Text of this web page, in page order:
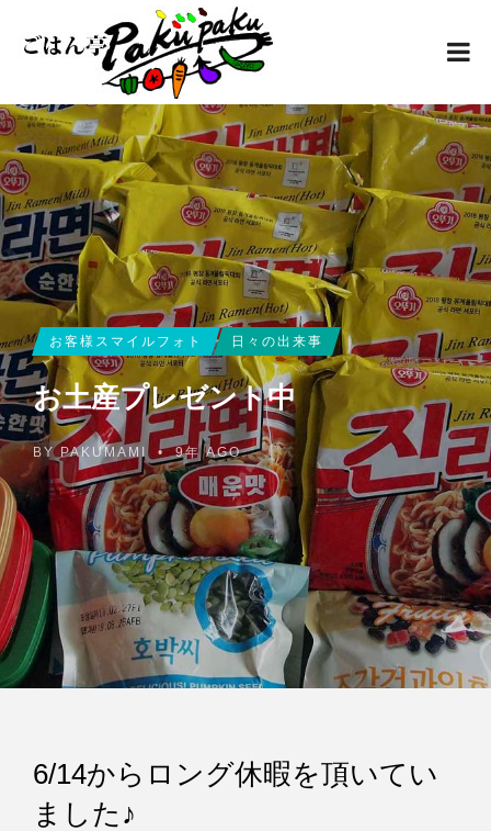
お客様スマイルフォト 日々の出来事
お土産プレゼント中
BY PAKUMAMI •9年 AGO
6/14からロング休暇を頂いてい
ました♪